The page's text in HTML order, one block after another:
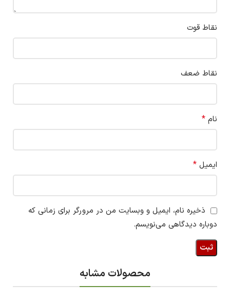
نقاط قوت
نقاط ضعف
نام *
ایمیل *
ذخیره نام، ایمیل و وبسایت من در مرورگر برای زمانی که
دوباره دیدگاهی می‌نویسم.
محصولات مشابه